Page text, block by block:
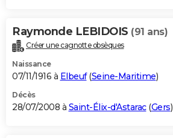
Raymonde LEBIDOIS (91 ans)
Créer une cagnotte obsèques
Naissance
07/11/1916 à Elbeuf(Seine-Maritime)
Décès
28/07/2008 à Saint-Élix-d'Astarac(Gers)